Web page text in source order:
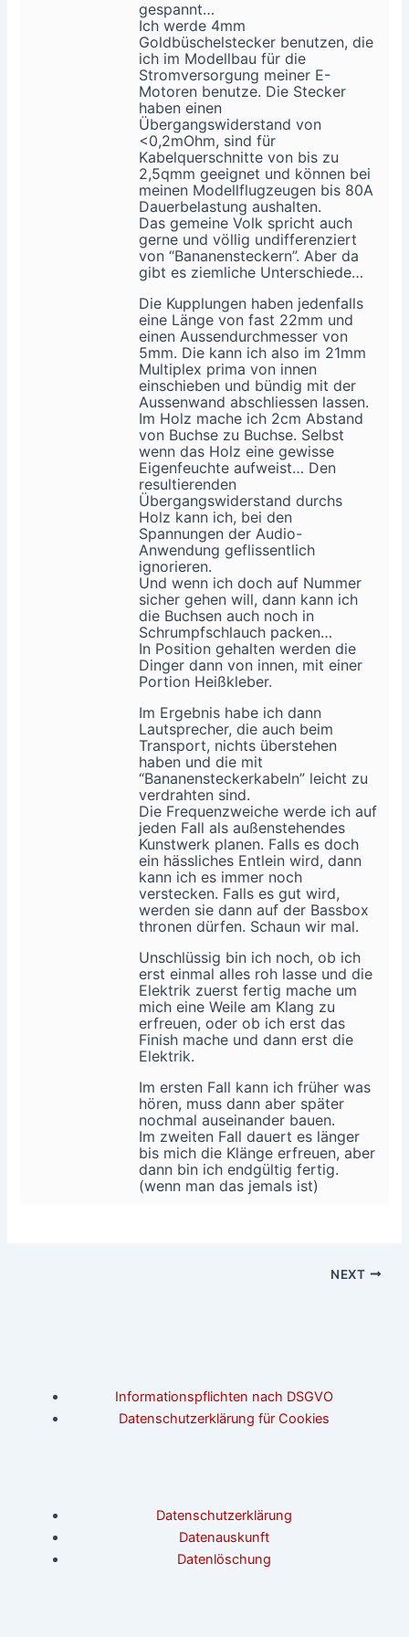
gespannt…
Ich werde 4mm
Goldbüschelstecker benutzen, die
ich im Modellbau für die
Stromversorgung meiner E-
Motoren benutze. Die Stecker
haben einen
Übergangswiderstand von
<0,2mOhm, sind für
Kabelquerschnitte von bis zu
2,5qmm geeignet und können bei
meinen Modellflugzeugen bis 80A
Dauerbelastung aushalten.
Das gemeine Volk spricht auch
gerne und völlig undifferenziert
von “Bananensteckern”. Aber da
gibt es ziemliche Unterschiede…
Die Kupplungen haben jedenfalls
eine Länge von fast 22mm und
einen Aussendurchmesser von
5mm. Die kann ich also im 21mm
Multiplex prima von innen
einschieben und bündig mit der
Aussenwand abschliessen lassen.
Im Holz mache ich 2cm Abstand
von Buchse zu Buchse. Selbst
wenn das Holz eine gewisse
Eigenfeuchte aufweist… Den
resultierenden
Übergangswiderstand durchs
Holz kann ich, bei den
Spannungen der Audio-
Anwendung geflissentlich
ignorieren.
Und wenn ich doch auf Nummer
sicher gehen will, dann kann ich
die Buchsen auch noch in
Schrumpfschlauch packen…
In Position gehalten werden die
Dinger dann von innen, mit einer
Portion Heißkleber.
Im Ergebnis habe ich dann
Lautsprecher, die auch beim
Transport, nichts überstehen
haben und die mit
“Bananensteckerkabeln” leicht zu
verdrahten sind.
Die Frequenzweiche werde ich auf
jeden Fall als außenstehendes
Kunstwerk planen. Falls es doch
ein hässliches Entlein wird, dann
kann ich es immer noch
verstecken. Falls es gut wird,
werden sie dann auf der Bassbox
thronen dürfen. Schaun wir mal.
Unschlüssig bin ich noch, ob ich
erst einmal alles roh lasse und die
Elektrik zuerst fertig mache um
mich eine Weile am Klang zu
erfreuen, oder ob ich erst das
Finish mache und dann erst die
Elektrik.
Im ersten Fall kann ich früher was
hören, muss dann aber später
nochmal auseinander bauen.
Im zweiten Fall dauert es länger
bis mich die Klänge erfreuen, aber
dann bin ich endgültig fertig.
(wenn man das jemals ist)
NEXT
Informationspflichten nach DSGVO
Datenschutzerklärung für Cookies
Datenschutzerklärung
Datenauskunft
Datenlöschung